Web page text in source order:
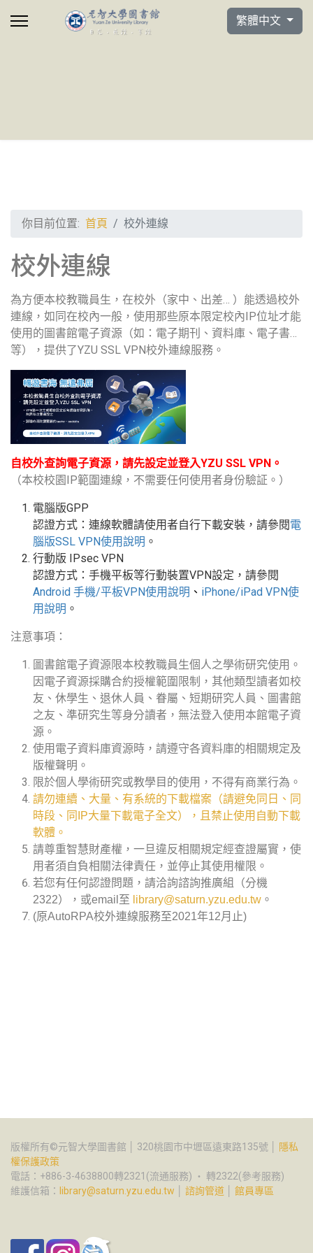
選擇你的語言
繁體中文
你目前位置: 首頁 校外連線
校外連線
為方便本校教職員生，在校外（家中、出差… ）能透過校外
連線，如同在校內一般，使用那些原本限定校內IP位址才能
使用的圖書館電子資源（如：電子期刊、資料庫、電子書…
等），提供了YZU SSL VPN校外連線服務。
自校外查詢電子資源，請先設定並登入YZU SSL VPN。
（本校校園IP範圍連線，不需要任何使用者身份驗証。）
電腦版GPP
認證方式：連線軟體請使用者自行下載安裝，請參閱電
腦版SSL VPN使用說明 。
行動版
IPsec VPN
認證方式：手機平板等行動裝置VPN設定 ，請參閱
Android 手機/平板VPN使用說明 、 iPhone/iPad VPN使
用說明 。
注意事項：
圖書館電子資源限本校教職員生個人之學術研究使用。
因電子資源採購合約授權範圍限制，其他類型讀者如校
友、休學生、退休人員、眷屬、短期研究人員、圖書館
之友、準研究生等身分讀者，無法登入使用本館電子資
源。
使用電子資料庫資源時，請遵守各資料庫的相關規定及
版權聲明。
限於個人學術研究或教學目的使用，不得有商業行為。
請勿連續、大量、有系統的下載檔案（請避免同日、同
時段、同IP大量下載電子全文），且禁止使用自動下載
軟體。
請尊重智慧財產權，一旦違反相關規定經查證屬實，使
用者須自負相關法律責任，並停止其使用權限。
若您有任何認證問題，請洽詢諮詢推廣組（分機
2322），或email至 library@saturn.yzu.edu.tw 。
(原AutoRPA校外連線服務至2021年12月止)
版權所有©元智大學圖書館 │ 320桃園市中壢區遠東路135號 │
隱私
權保護政策
電話：+886-3-4638800轉2321(流通服務) ‧ 轉2322(參考服務)
維護信箱： library@saturn.yzu.edu.tw 諮詢管道 館員專區